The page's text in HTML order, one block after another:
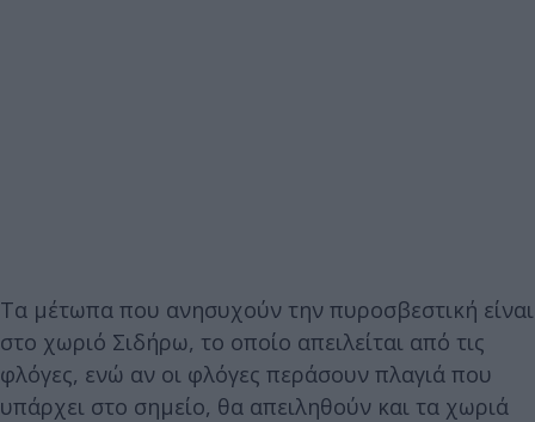
Τα μέτωπα που ανησυχούν την πυροσβεστική είναι
στο χωριό Σιδήρω, το οποίο απειλείται από τις
φλόγες, ενώ αν οι φλόγες περάσουν πλαγιά που
υπάρχει στο σημείο, θα απειληθούν και τα χωριά